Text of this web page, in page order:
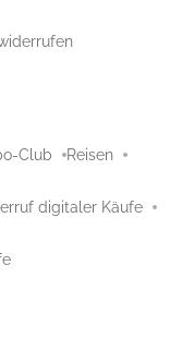
Club Reisen
digitaler Käufe